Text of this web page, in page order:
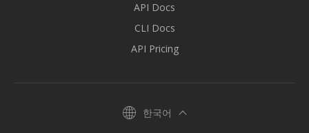
API Docs
CLI Docs
API Pricing
한국어